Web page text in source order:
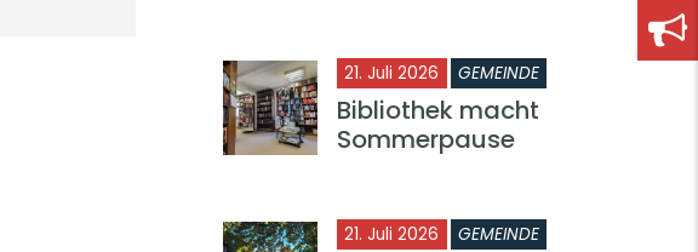
21. Juli 2026 GEMEINDE
Bibliothek macht
Sommerpause
21. Juli 2026 GEMEINDE